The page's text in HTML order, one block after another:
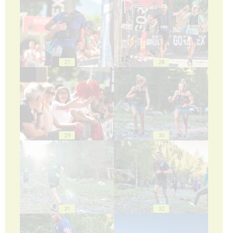
27 28
29 30
31 32